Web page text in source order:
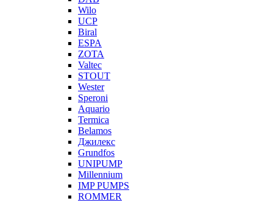
Wilo
UCP
Biral
ESPA
ZOTA
Valtec
STOUT
Wester
Speroni
Aquario
Termica
Belamos
Джилекс
Grundfos
UNIPUMP
Millennium
IMP PUMPS
ROMMER